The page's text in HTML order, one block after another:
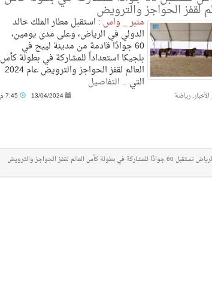
لقفز الحواجز والترويض
منبر _ واس : استقبل مطار الملك خالد
الدولي في الرياض، وعلى مدى يومين،
60 جوادًا قادمة من مدينة لييج في
بلجيكا استعداداً للمشاركة في بطولة كأس
العالم لقفز الحواجز والترويض عام 2024
التي .. التفاصيل
,رياضة 13/04/2024
تستقبل 60 جوادًا للمشاركة في بطولة كأس العالم لقفز الحواجز والترويض